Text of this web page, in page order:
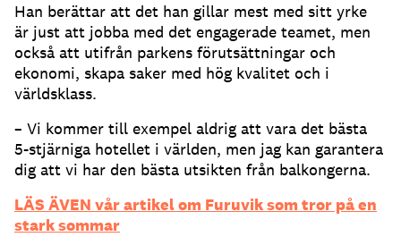
Han berättar att det han gillar mest med sitt yrke
är just att jobba med det engagerade teamet, men
också att utifrån parkens förutsättningar och
ekonomi, skapa saker med hög kvalitet och i
världsklass.
– Vi kommer till exempel aldrig att vara det bästa
5-stjärniga hotellet i världen, men jag kan garantera
dig att vi har den bästa utsikten från balkongerna.
LÄS ÄVEN vår artikel om Furuvik som tror på en
stark sommar